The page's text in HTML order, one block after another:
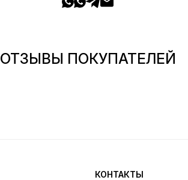
ОТЗЫВЫ ПОКУПАТЕЛЕЙ
КОНТАКТЫ